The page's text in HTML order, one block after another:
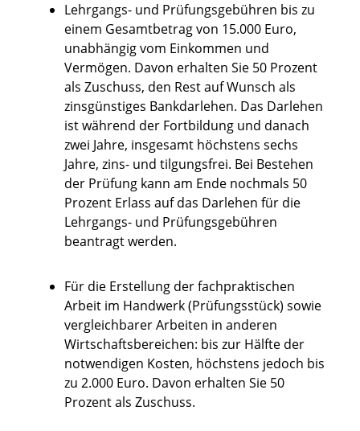
Lehrgangs- und Prüfungsgebühren bis zu
einem Gesamtbetrag von 15.000 Euro,
unabhängig vom Einkommen und
Vermögen. Davon erhalten Sie 50 Prozent
als Zuschuss, den Rest auf Wunsch als
zinsgünstiges Bankdarlehen. Das Darlehen
ist während der Fortbildung und danach
zwei Jahre, insgesamt höchstens sechs
Jahre, zins- und tilgungsfrei. Bei Bestehen
der Prüfung kann am Ende nochmals 50
Prozent Erlass auf das Darlehen für die
Lehrgangs- und Prüfungsgebühren
beantragt werden.
Für die Erstellung der fachpraktischen
Arbeit im Handwerk (Prüfungsstück) sowie
vergleichbarer Arbeiten in anderen
Wirtschaftsbereichen: bis zur Hälfte der
notwendigen Kosten, höchstens jedoch bis
zu 2.000 Euro. Davon erhalten Sie 50
Prozent als Zuschuss.